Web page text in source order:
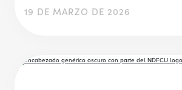
19 DE MARZO DE 2026